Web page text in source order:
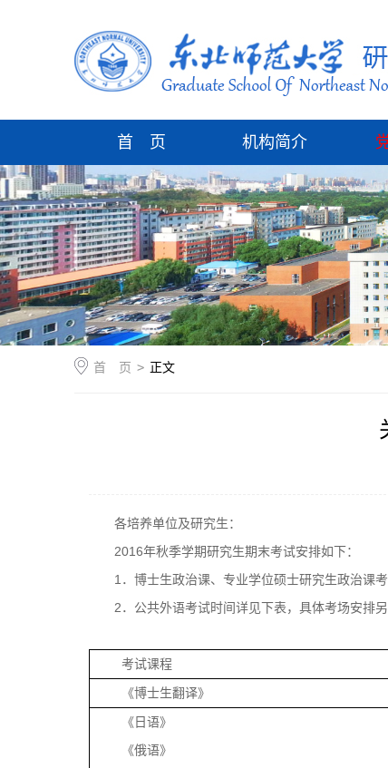
首 页 机构简介
首 页 > 正文
各培养单位及研究生：
2016年秋季学期研究生期末考试安排如下：
1 ．博士生政治课、专业学位硕士研究生政治课
2 ．公共外语考试时间详见下表，具体考场安排
考试课程
《博士生翻译》
《日语》
《俄语》